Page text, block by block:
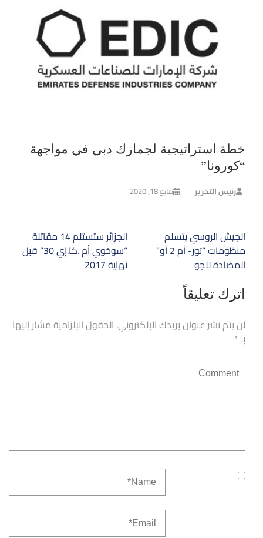
خطة استراتيجية لجمارك دبي في مواجهة
“كورونا”
رئيس التحرير مايو 18, 2020
تصفّح
المقالات
الجزائر ستستلم 14 مقاتلة
“سوخوي أم .كا.إي 30” قبل
نهاية 2017
الجيش الروسي يتسلم
منظومات “تور- أم 2 أو”
المضادة للجو
اترك تعليقاً
لن يتم نشر عنوان بريدك الإلكتروني. الحقول الإلزامية مشار إليها
بـ*